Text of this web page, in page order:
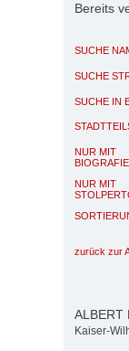
Bereits
SUCHE
SUCHE
SUCHE IN
NUR MIT
NUR MIT
zurück zur
ALBERT
Kaiser-